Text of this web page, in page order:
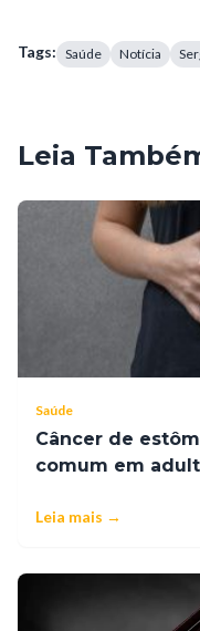
Tags: Saúde Notícia
Leia
Saúde
Câncer de
comum em
Leia mais →